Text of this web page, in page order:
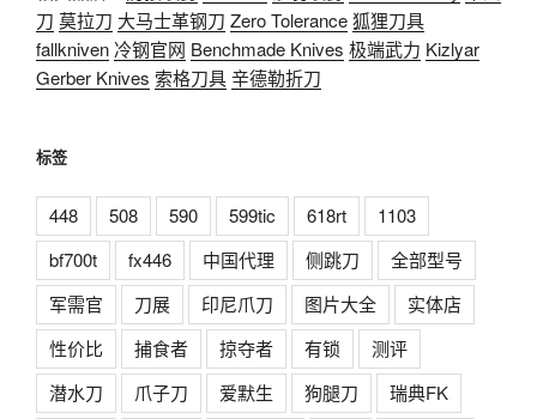
刀 莫拉刀 大马士革钢刀 Zero Tolerance狐狸刀具
fallkniven 冷钢官网 Benchmade Knives 极端武力 Kizlyar
Gerber Knives 索格刀具辛德勒折刀
标签
448 508 590 599tic 618rt
1103
bf700t
fx446 中国代理 侧跳刀
全部型号
军需官
刀展 印尼爪刀 图片大全
实体店
性价比
捕食者 掠夺者 有锁
测评
潜水刀
爪子刀 爱默生 狗腿刀 瑞典FK